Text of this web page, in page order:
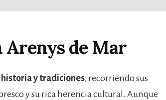
Arenys de Mar
historia y tradiciones, recorriendo sus
y su rica herencia cultural. Aunque